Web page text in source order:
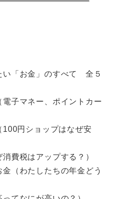
い「お金」のすべて 全５
子マネー、ポイントカー
円ショップはなぜ安
費税はアップする？）
（わたしたちの年金どう